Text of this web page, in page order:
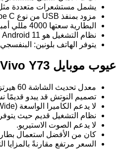
يشمل مستشعرات متعددة
مزود بمنفذ USB من نوع Type C، مع دعم لـ OTG.
البطارية سعتها 4000 مللي أمبير وتدعم الشحن السريع بقدرة 33 واط.
نظام التشغيل هو Android 11 مع واجهة Funtouch 11.1.
يتوفر الهاتف بلونين:
عيوب موبايل Vivo Y73
معدل تحديث الشاشة 60 هيرتز فقط، وهو أقل من المتوقع في هذا النطاق السعري.
تصميم النوتش قد يبدو قديمًا
لا يدعم الكاميرا الواسعة (Ultra Wide).
نظام التشغيل قديم حيث يتوفر Android 13 حاليًا.
لا يدعم الصوت الاستيريو.
كان من الأفضل استعمال
السعر مرتفع مقارنةً بالمزايا